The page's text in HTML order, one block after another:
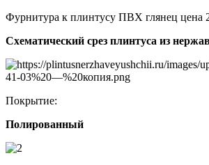
Фурнитура к плинтусу ПВХ глянец цена
Схематический срез плинтуса из
Покрытие:
Полированный